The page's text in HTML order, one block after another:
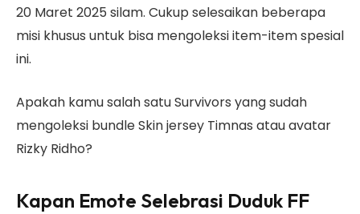
20 Maret 2025 silam. Cukup selesaikan beberapa
misi khusus untuk bisa mengoleksi item-item spesial
ini.
Apakah kamu salah satu Survivors yang sudah
mengoleksi bundle Skin jersey Timnas atau avatar
Rizky Ridho?
Kapan Emote Selebrasi Duduk FF